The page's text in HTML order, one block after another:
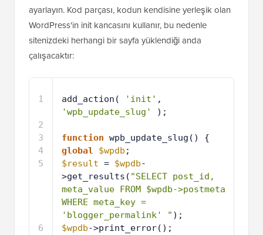
ayarlayın. Kod parçası, kodun kendisine yerleşik olan
WordPress'in init kancasını kullanır, bu nedenle
sitenizdeki herhangi bir sayfa yüklendiği anda
çalışacaktır:
1
2
3
4
5
6
add_action( 'init'
'wpb_update_slug'
);
function wpb_update_slug() {
global
$wpdb ;
$result = $wpdb-
>get_results( "SELECT post_id,
meta_value FROM $wpdb->postmeta
WHERE meta_key =
'blogger_permalink' " );
$wpdb->print_error();